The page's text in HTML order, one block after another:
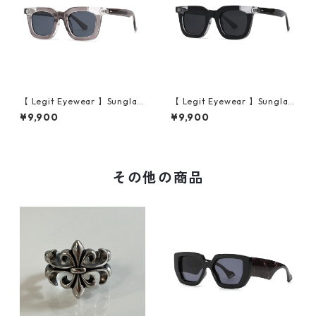
【 Legit Eyewear 】Sunglas
ses Konoe (Clear Grey/Gre
y)
¥9,900
【 Legit Eyewear 】Sunglas
ses Konoe (Black Clear/Gre
y)
¥9,900
その他の商品